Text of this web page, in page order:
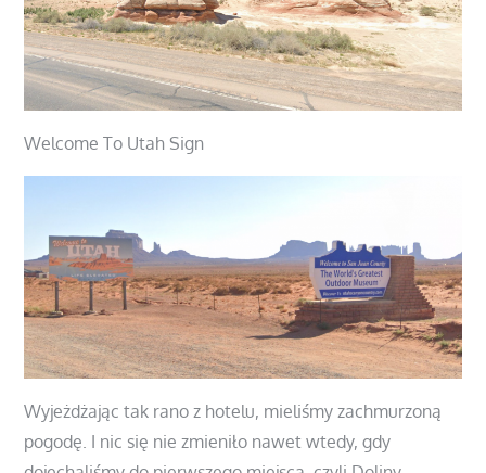
Welcome To Utah Sign
Wyjeżdżając tak rano z hotelu, mieliśmy zachmurzoną
pogodę. I nic się nie zmieniło nawet wtedy, gdy